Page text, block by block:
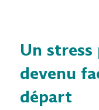
Un
devenu
départ